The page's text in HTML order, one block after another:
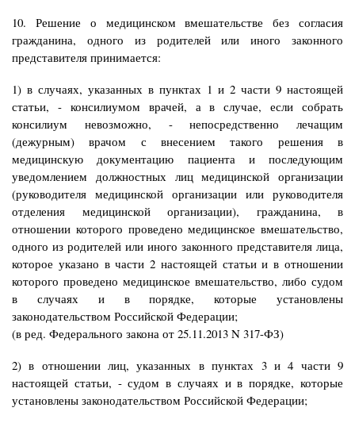
10. Решение о медицинском вмешательстве без согласия
гражданина, одного из родителей или иного законного
представителя принимается:
1) в случаях, указанных в пунктах 1 и 2 части 9 настоящей
статьи, - консилиумом врачей, а в случае, если собрать
консилиум невозможно, - непосредственно лечащим
(дежурным) врачом с внесением такого решения в
медицинскую документацию пациента и последующим
уведомлением должностных лиц медицинской организации
(руководителя медицинской организации или руководителя
отделения медицинской организации), гражданина, в
отношении которого проведено медицинское вмешательство,
одного из родителей или иного законного представителя лица,
которое указано в части 2 настоящей статьи и в отношении
которого проведено медицинское вмешательство, либо судом
в случаях и в порядке, которые установлены
законодательством Российской Федерации;
(в ред. Федерального закона от 25.11.2013 N 317-ФЗ)
2) в отношении лиц, указанных в пунктах 3 и 4 части 9
настоящей статьи, - судом в случаях и в порядке, которые
установлены законодательством Российской Федерации;